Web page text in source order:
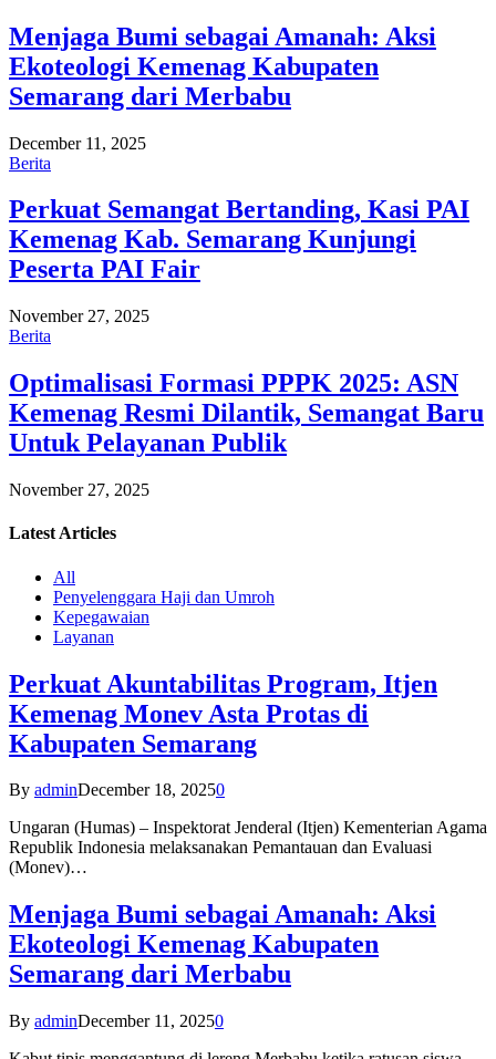
Menjaga Bumi sebagai Amanah: Aksi
Ekoteologi Kemenag Kabupaten
Semarang dari Merbabu
December 11, 2025
Berita
Perkuat Semangat Bertanding, Kasi PAI
Kemenag Kab. Semarang Kunjungi
Peserta PAI Fair
November 27, 2025
Berita
Optimalisasi Formasi PPPK 2025: ASN
Kemenag Resmi Dilantik, Semangat Baru
Untuk Pelayanan Publik
November 27, 2025
Latest Articles
All
Penyelenggara Haji dan Umroh
Kepegawaian
Layanan
Perkuat Akuntabilitas Program, Itjen
Kemenag Monev Asta Protas di
Kabupaten Semarang
By adminDecember 18, 20250
Ungaran (Humas) – Inspektorat Jenderal (Itjen) Kementerian Agama
Republik Indonesia melaksanakan Pemantauan dan Evaluasi
(Monev)…
Menjaga Bumi sebagai Amanah: Aksi
Ekoteologi Kemenag Kabupaten
Semarang dari Merbabu
By adminDecember 11, 20250